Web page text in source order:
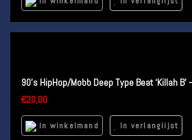
90’s HipHop/Mobb Deep Type Beat ‘Killah
€20,00
In winkelmand In verlanglijst